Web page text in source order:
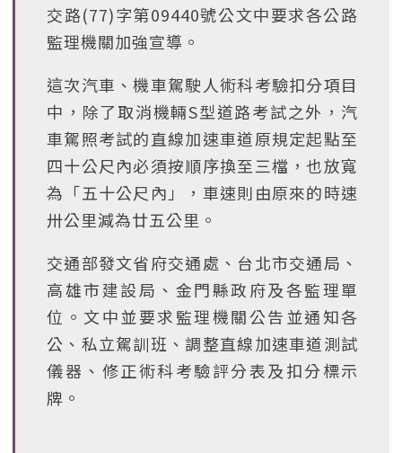
交路(77)字第09440號公文中要求各公路
監理機關加強宣導。
這次汽車、機車駕駛人術科考驗扣分項目
中，除了取消機輛S型道路考試之外，汽
車駕照考試的直線加速車道原規定起點至
四十公尺內必須按順序換至三檔，也放寬
為「五十公尺內」，車速則由原來的時速
卅公里減為廿五公里。
交通部發文省府交通處、台北市交通局、
高雄市建設局、金門縣政府及各監理單
位。文中並要求監理機關公告並通知各
公、私立駕訓班、調整直線加速車道測試
儀器、修正術科考驗評分表及扣分標示
牌。